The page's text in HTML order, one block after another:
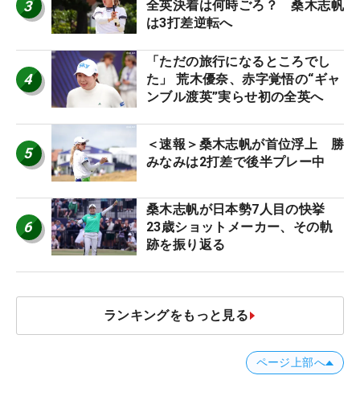
3
全英決着は何時ごろ？ 桑木志帆
は3打差逆転へ
4
「ただの旅行になるところでし
た」 荒木優奈、赤字覚悟の“ギャ
ンブル渡英”実らせ初の全英へ
5
＜速報＞桑木志帆が首位浮上 勝
みなみは2打差で後半プレー中
6
桑木志帆が日本勢7人目の快挙
23歳ショットメーカー、その軌
跡を振り返る
ランキングをもっと見る
ページ上部へ